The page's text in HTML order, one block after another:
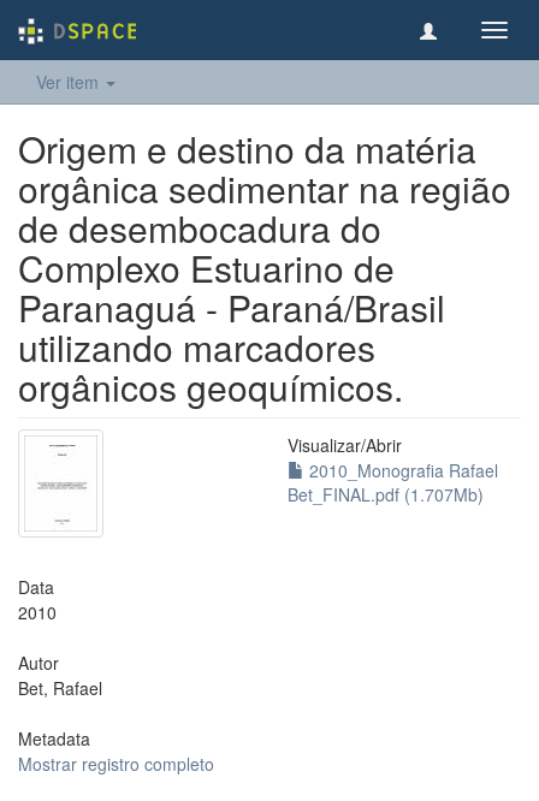
Ver item
Origem e destino da matéria
orgânica sedimentar na região
de desembocadura do
Complexo Estuarino de
Paranaguá - Paraná/Brasil
utilizando marcadores
orgânicos geoquímicos.
Visualizar/Abrir
2010_Monografia Rafael
Bet_FINAL.pdf (1.707Mb)
Data
2010
Autor
Bet, Rafael
Metadata
Mostrar registro completo